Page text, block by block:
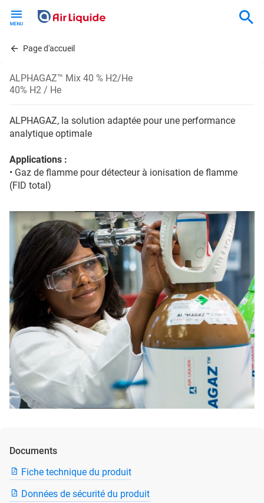
contentPage d'accueil
ALPHAGAZ™ Mix 40 % H2/He
40% H2 / He
ALPHAGAZ, la solution adaptée pour une performance
analytique optimale
Applications :
• Gaz de flamme pour détecteur à ionisation de flamme
(FID total)
Documents
Fiche technique du produit
Données de sécurité du produit